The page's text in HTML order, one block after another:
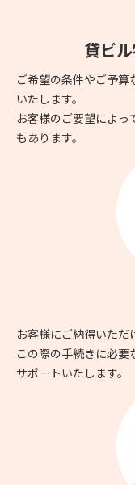
貸ビ
ご希望の条件やご予算
いたします。
お客様のご要望によっ
もあります。
お客様にご納得いただ
この際の手続きに必要
サポートいたします。